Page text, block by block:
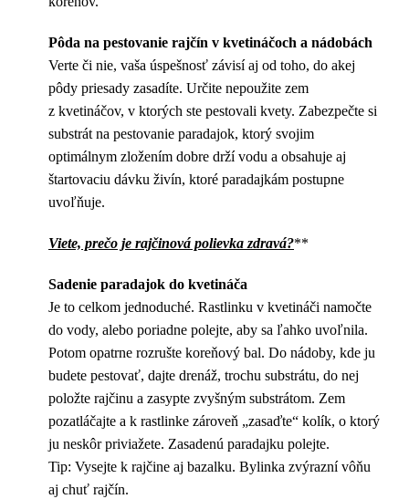
Pôda na pestovanie rajčín v kvetináčoch a nádobách
Verte či nie, vaša úspešnosť závisí aj od toho, do akej
pôdy priesady zasadíte. Určite nepoužite zem
z kvetináčov, v ktorých ste pestovali kvety. Zabezpečte si
substrát na pestovanie paradajok, ktorý svojim
optimálnym zložením dobre drží vodu a obsahuje aj
štartovaciu dávku živín, ktoré paradajkám postupne
uvoľňuje.
Viete, prečo je rajčinová polievka zdravá?**
Sadenie paradajok do kvetináča
Je to celkom jednoduché. Rastlinku v kvetináči namočte
do vody, alebo poriadne polejte, aby sa ľahko uvoľnila.
Potom opatrne rozrušte koreňový bal. Do nádoby, kde ju
budete pestovať, dajte drenáž, trochu substrátu, do nej
položte rajčinu a zasypte zvyšným substrátom. Zem
pozatláčajte a k rastlinke zároveň „zasaďte“ kolík, o ktorý
ju neskôr priviažete. Zasadenú paradajku polejte.
Tip: Vysejte k rajčine aj bazalku. Bylinka zvýrazní vôňu
aj chuť rajčín.